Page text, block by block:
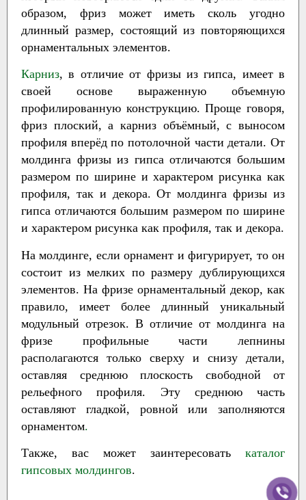
образом, фриз может иметь сколь угодно
длинный размер, состоящий из повторяющихся
орнаментальных элементов.
Карниз, в отличие от фризы из гипса, имеет в
своей основе выраженную объемную
профилированную конструкцию. Проще говоря,
фриз плоский, а карниз объёмный, с выносом
профиля вперёд по потолочной части детали. От
молдинга фризы из гипса отличаются большим
размером по ширине и характером рисунка как
профиля, так и декора. От молдинга фризы из
гипса отличаются большим размером по ширине
и характером рисунка как профиля, так и декора.
На молдинге, если орнамент и фигурирует, то он
состоит из мелких по размеру дублирующихся
элементов. На фризе орнаментальный декор, как
правило, имеет более длинный уникальный
модульный отрезок. В отличие от молдинга на
фризе профильные части лепнины
располагаются только сверху и снизу детали,
оставляя среднюю плоскость свободной от
рельефного профиля. Эту среднюю часть
оставляют гладкой, ровной или заполняются
орнаментом.
Также, вас может заинтересовать каталог
гипсовых молдингов.